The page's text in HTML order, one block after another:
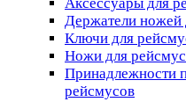
Держатели ножей
Ключи для
Ножи для
Принадлежности
рейсмусов